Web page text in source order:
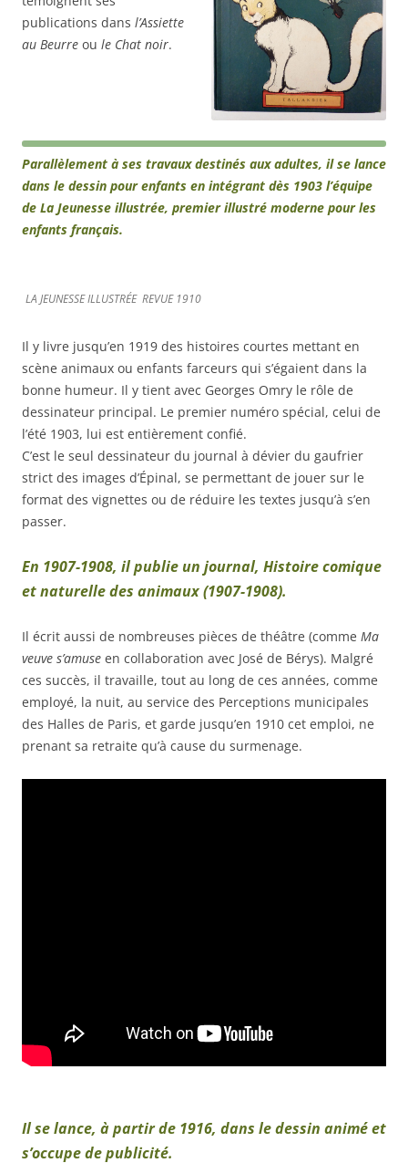
publications dans l’Assiette
au Beurre ou le Chat noir.
Parallèlement à ses travaux destinés aux adultes, il se lance
dans le dessin pour enfants en intégrant dès 1903 l’équipe
de La Jeunesse illustrée, premier illustré moderne pour les
enfants français.
LA JEUNESSE ILLUSTRÉE REVUE 1910
Il y livre jusqu’en 1919 des histoires courtes mettant en
scène animaux ou enfants farceurs qui s’égaient dans la
bonne humeur. Il y tient avec Georges Omry le rôle de
dessinateur principal. Le premier numéro spécial, celui de
l’été 1903, lui est entièrement confié.
C’est le seul dessinateur du journal à dévier du gaufrier
strict des images d’Épinal, se permettant de jouer sur le
format des vignettes ou de réduire les textes jusqu’à s’en
passer.
En 1907-1908, il publie un journal, Histoire comique
et naturelle des animaux (1907-1908).
Il écrit aussi de nombreuses pièces de théâtre (comme Ma
veuve s’amuse en collaboration avec José de Bérys). Malgré
ces succès, il travaille, tout au long de ces années, comme
employé, la nuit, au service des Perceptions municipales
des Halles de Paris, et garde jusqu’en 1910 cet emploi, ne
prenant sa retraite qu’à cause du surmenage.
Il se lance, à partir de 1916, dans le dessin animé et
s’occupe de publicité.